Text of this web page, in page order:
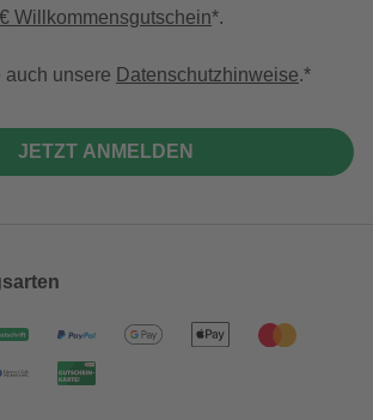
Willkommensgutschein*.
auch unsere Datenschutzhinweise.
JETZT ANMELDEN